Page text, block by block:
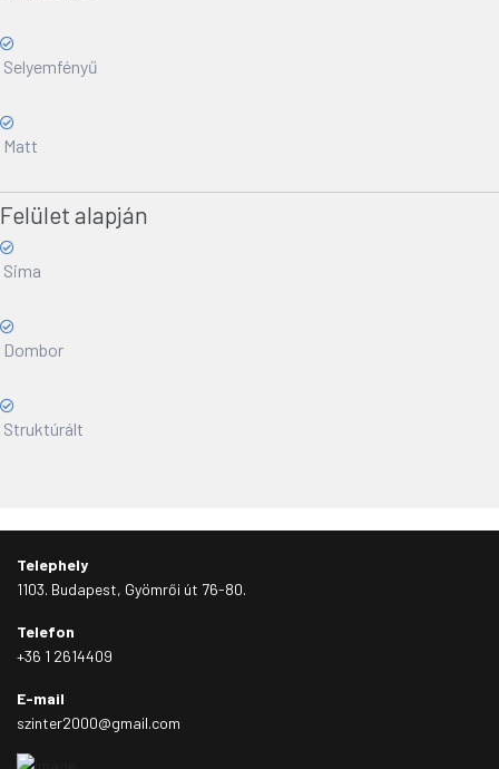
Selyemfényű
Matt
Felület alapján
Sima
Dombor
Struktúrált
Telephely
1103. Budapest, Gyömrői út 76-80.
Telefon
+36 1 2614409
E-mail
szinter2000@gmail.com